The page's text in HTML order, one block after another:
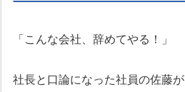
「こんな会社、辞めてやる！」
社長と口論になった社員の佐藤